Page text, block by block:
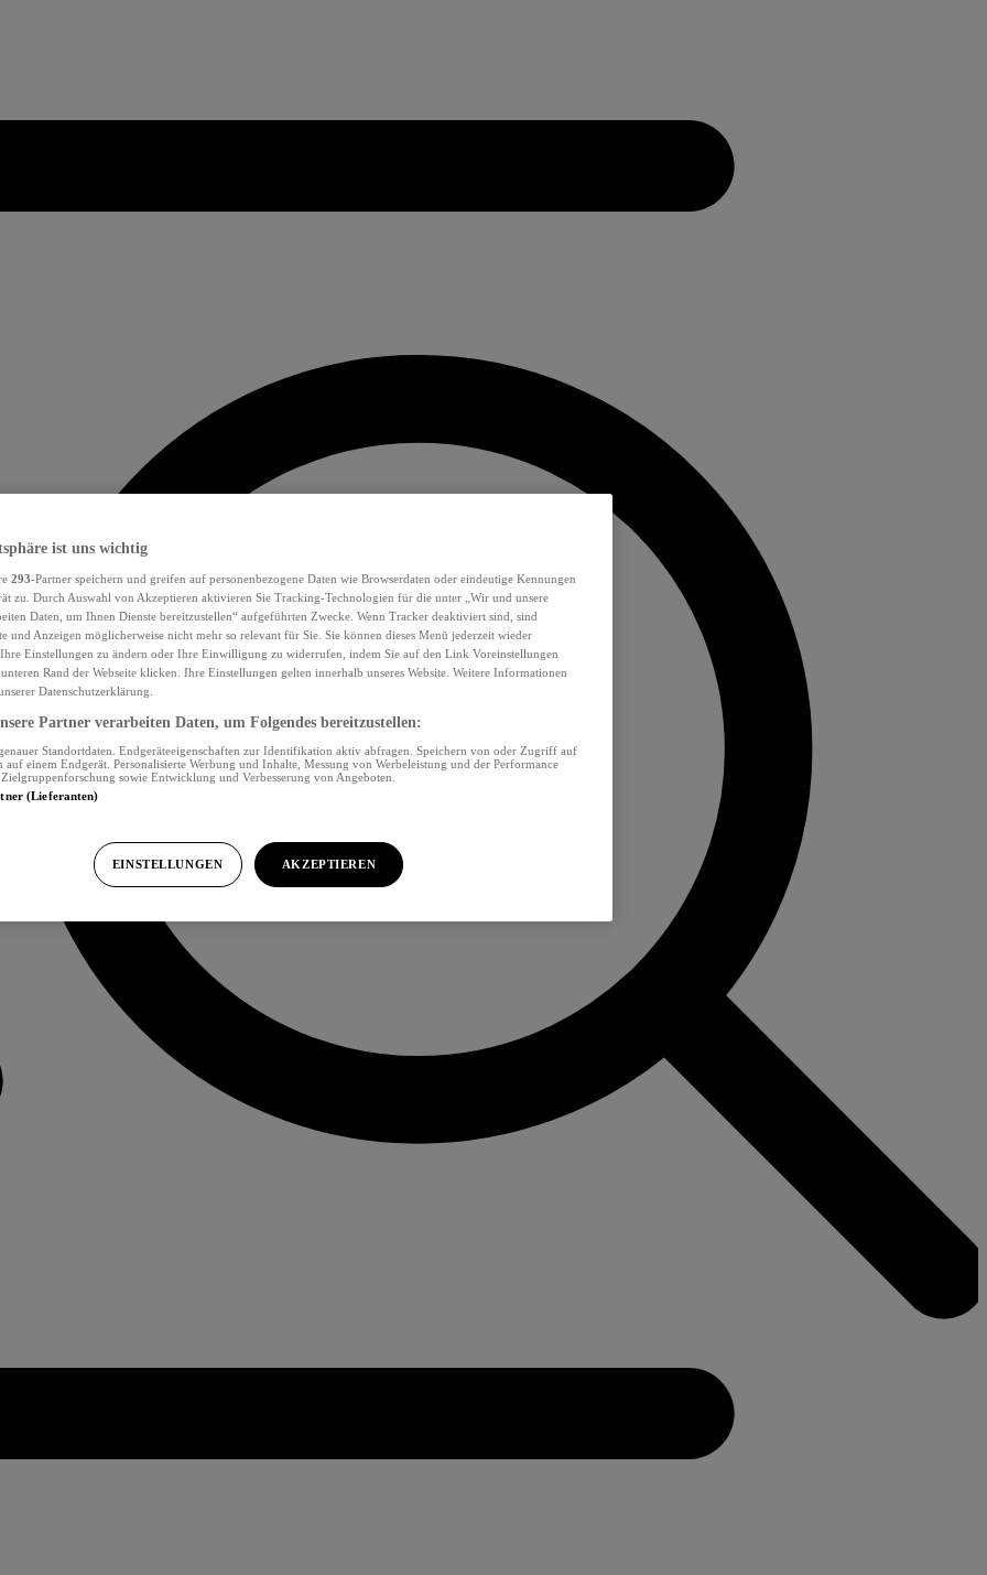
ist uns wichtig
293-Partner speichern und greifen auf personenbezogene Daten wie Browserdaten oder eindeutige Kennungen
zu. Durch Auswahl von Akzeptieren aktivieren Sie Tracking-Technologien für die unter „Wir und unsere
Daten, um Ihnen Dienste bereitzustellen“ aufgeführten Zwecke. Wenn Tracker deaktiviert sind, sind
und Anzeigen möglicherweise nicht mehr so relevant für Sie. Sie können dieses Menü jederzeit wieder
Einstellungen zu ändern oder Ihre Einwilligung zu widerrufen, indem Sie auf den Link Voreinstellungen
Rand der Webseite klicken. Ihre Einstellungen gelten innerhalb unseres Website. Weitere Informationen
Datenschutzerklärung.
Partner verarbeiten Daten, um Folgendes bereitzustellen:
Standortdaten. Endgeräteeigenschaften zur Identifikation aktiv abfragen. Speichern von oder Zugriff auf
einem Endgerät. Personalisierte Werbung und Inhalte, Messung von Werbeleistung und der Performance
sowie Entwicklung und Verbesserung von Angeboten.
(Lieferanten)
EINSTELLUNGEN AKZEPTIEREN